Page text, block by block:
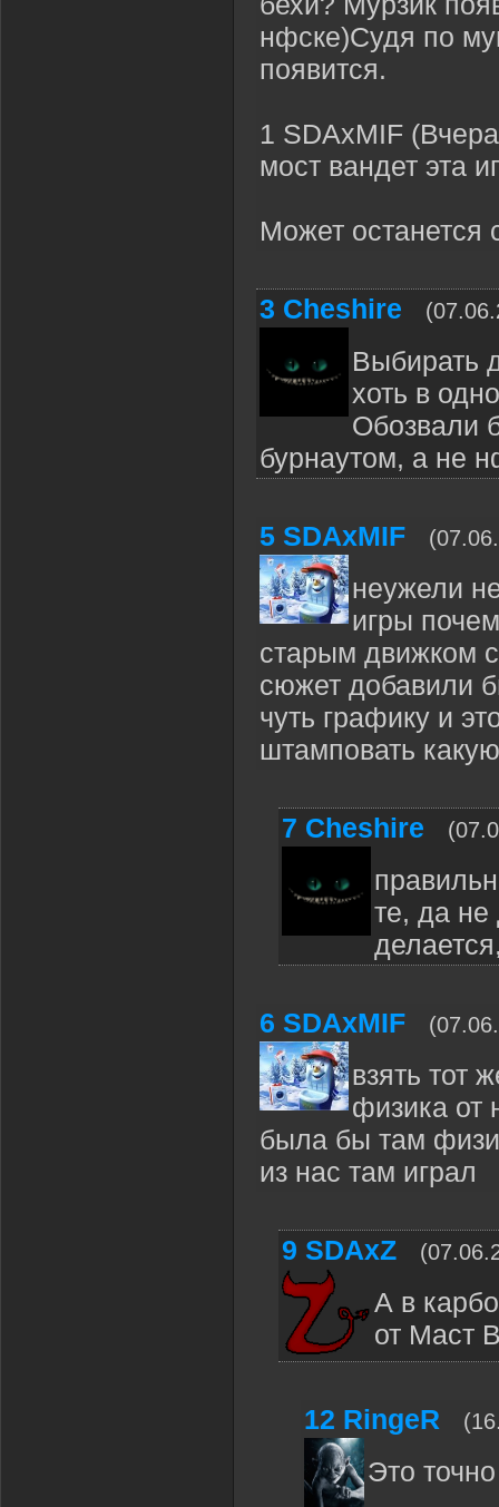
нфске)Судя по
появится.
1 SDAxMIF
мост вандет эта
Может останется
3 Cheshire
Выбирать
хоть в
Обозвали
бурнаутом, а не
5 SDAxMIF
неужели
игры
старым движком
сюжет добавили
чуть графику и
штамповать
7 Cheshire
те, да не
6 SDAxMIF
взять тот
физика от
была бы там
из нас там играл
9 SDAxZ
А в
от Маст
12 RingeR
Это